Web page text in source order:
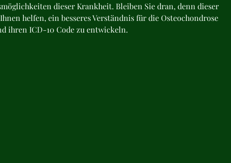
dieser Krankheit. Bleiben Sie dran, denn dieser
helfen, ein besseres Verständnis für die Osteochondrose
ihren ICD-10 Code zu entwickeln.